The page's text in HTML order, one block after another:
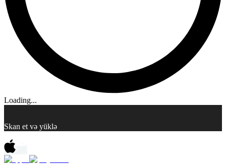
Loading...
Skan et və yüklə